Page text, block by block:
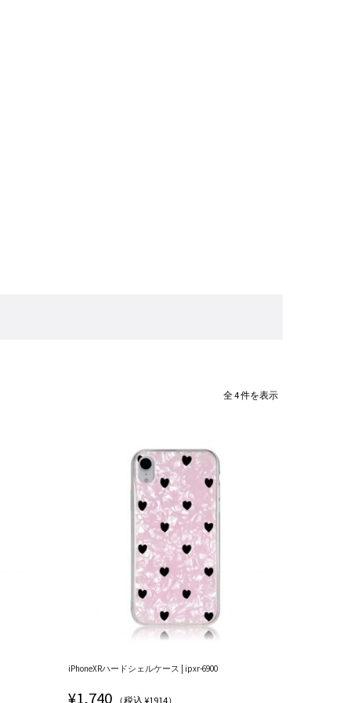
全 4 件を表示
iPhoneXRハードシェルケース | ipxr-6900
¥1,740 （税込 ¥1914）